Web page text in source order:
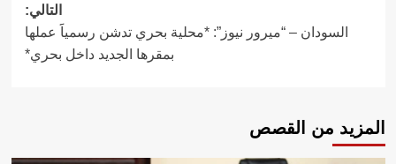
التالي:
السودان – “ميرور نيوز”: *محلية بحري تدشن رسمياََ عملها
بمقرها الجديد داخل بحري*
المزيد من القصص